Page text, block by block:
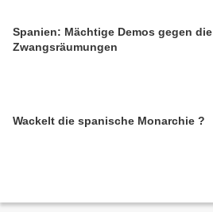
Spanien: Mächtige Demos gegen die
Zwangsräumungen
Wackelt die spanische Monarchie ?